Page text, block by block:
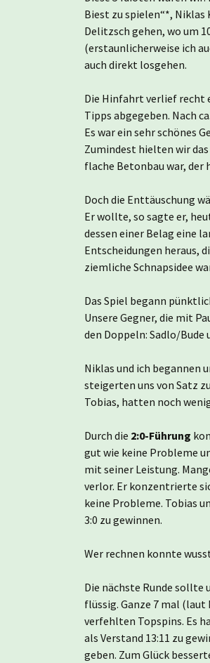
Biest zu spielen“*, Niklas
Delitzsch gehen, wo um
(erstaunlicherweise ich
auch direkt losgehen.
Die Hinfahrt verlief recht
Tipps abgegeben. Nach
Es war ein sehr schönes
Zumindest hielten wir
flache Betonbau war, der
Doch die Enttäuschung
Er wollte, so sagte er,
dessen einer Belag eine
Entscheidungen heraus,
ziemliche Schnapsidee
Das Spiel begann
Unsere Gegner, die mit
den Doppeln: Sadlo/Bude
Niklas und ich begannen
steigerten uns von Satz
Tobias, hatten noch
Durch die 2:0-Führung
gut wie keine Probleme
mit seiner Leistung.
verlor. Er konzentrierte
keine Probleme. Tobias
3:0 zu gewinnen.
Wer rechnen konnte
Die nächste Runde sollte
flüssig. Ganze 7 mal
verfehlten Topspins. Es
als Verstand 13:11 zu
geben. Zum Glück